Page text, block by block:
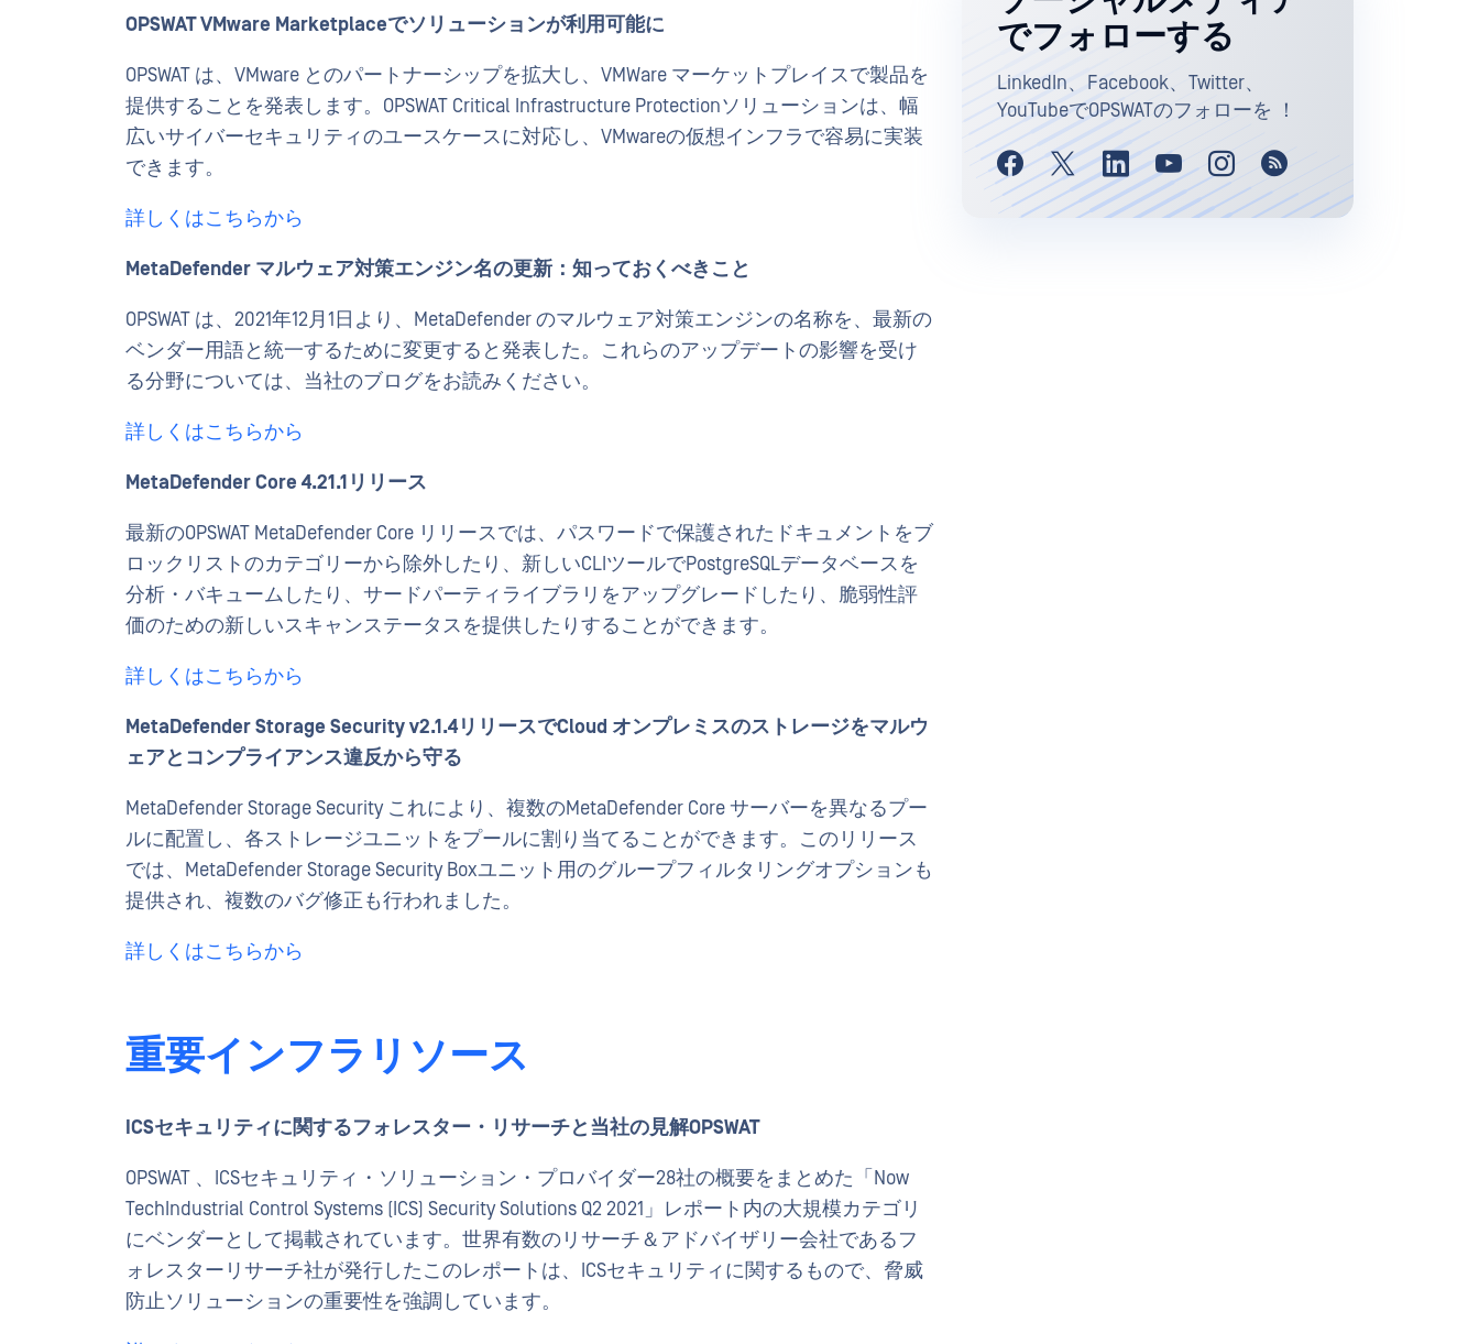
OPSWAT VMware Marketplaceでソリューションが利用可能に
OPSWAT は、VMware とのパートナーシップを拡大し、VMWare マーケットプレイスで製品を
提供することを発表します。OPSWAT Critical Infrastructure Protectionソリューションは、幅
広いサイバーセキュリティのユースケースに対応し、VMwareの仮想インフラで容易に実装
できます。
詳しくはこちらから
MetaDefender マルウェア対策エンジン名の更新：知っておくべきこと
OPSWAT は、2021年12月1日より、MetaDefender のマルウェア対策エンジンの名称を、最新の
ベンダー用語と統一するために変更すると発表した。これらのアップデートの影響を受け
る分野については、当社のブログをお読みください。
詳しくはこちらから
MetaDefender Core 4.21.1リリース
最新のOPSWAT MetaDefender Core リリースでは、パスワードで保護されたドキュメントをブ
ロックリストのカテゴリーから除外したり、新しいCLIツールでPostgreSQLデータベースを
分析・バキュームしたり、サードパーティライブラリをアップグレードしたり、脆弱性評
価のための新しいスキャンステータスを提供したりすることができます。
詳しくはこちらから
MetaDefender Storage Security v2.1.4リリースでCloud オンプレミスのストレージをマルウ
ェアとコンプライアンス違反から守る
MetaDefender Storage Security これにより、複数のMetaDefender Core サーバーを異なるプー
ルに配置し、各ストレージユニットをプールに割り当てることができます。このリリース
では、MetaDefender Storage Security Boxユニット用のグループフィルタリングオプションも
提供され、複数のバグ修正も行われました。
詳しくはこちらから
重要インフラリソース
ICSセキュリティに関するフォレスター・リサーチと当社の見解OPSWAT
OPSWAT 、ICSセキュリティ・ソリューション・プロバイダー28社の概要をまとめた「Now
TechIndustrial Control Systems (ICS) Security Solutions Q2 2021」レポート内の大規模カテゴリ
にベンダーとして掲載されています。世界有数のリサーチ＆アドバイザリー会社であるフ
ォレスターリサーチ社が発行したこのレポートは、ICSセキュリティに関するもので、脅威
防止ソリューションの重要性を強調しています。
でフォローする
LinkedIn、Facebook、Twitter、
YouTubeでOPSWATのフォローを ！